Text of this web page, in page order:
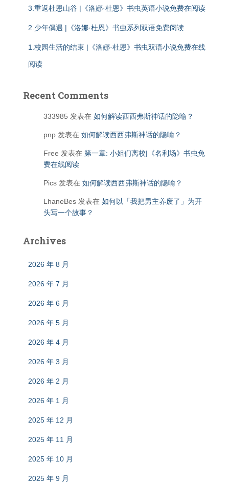
3.重返杜恩山谷 |《洛娜·杜恩》书虫英语小说免费在阅读
2.少年偶遇 |《洛娜·杜恩》书虫系列双语免费阅读
1.校园生活的结束 |《洛娜·杜恩》书虫双语小说免费在线
阅读
Recent Comments
333985 发表在 如何解读西西弗斯神话的隐喻？
pnp 发表在 如何解读西西弗斯神话的隐喻？
Free 发表在 第一章: 小姐们离校|《名利场》书虫免
费在线阅读
Pics 发表在 如何解读西西弗斯神话的隐喻？
LhaneBes 发表在 如何以「我把男主养废了」为开
头写一个故事？
Archives
2026 年 8 月
2026 年 7 月
2026 年 6 月
2026 年 5 月
2026 年 4 月
2026 年 3 月
2026 年 2 月
2026 年 1 月
2025 年 12 月
2025 年 11 月
2025 年 10 月
2025 年 9 月